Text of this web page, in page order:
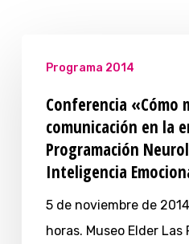
Programa 2014
Conferencia «Cómo
comunicación en la
Programación
Inteligencia
5 de noviembre de
horas. Museo Elder Las